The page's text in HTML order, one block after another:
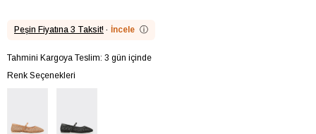
Peşin Fiyatına 3 Taksit! · İncele ⓘ
Tahmini Kargoya Teslim: 3 gün içinde
Renk Seçenekleri